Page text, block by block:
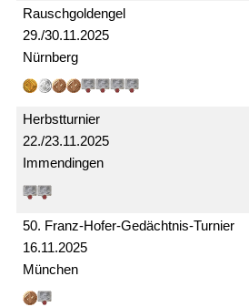
29./30.11.2025
Rausch­gold­engel
Nürnberg
22./23.11.2025
Herbst­turnier
Immendingen
16.11.2025
50. Franz-Hofer-Gedächtnis-Turnier
München